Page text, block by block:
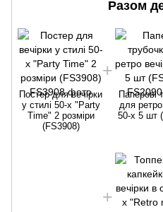
Разом
Постер для вечірки
у стилі 50-х "Party
Time" 2 розміри
(FS3908)
Паперові
для ретро
50-х 5 шт